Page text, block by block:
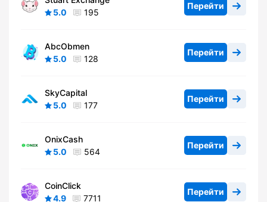
5.0
195
Перейти
AbcObmen
5.0
128
Перейти
SkyCapital
5.0
177
Перейти
OnixCash
5.0
564
Перейти
CoinClick
4.9
7711
Перейти